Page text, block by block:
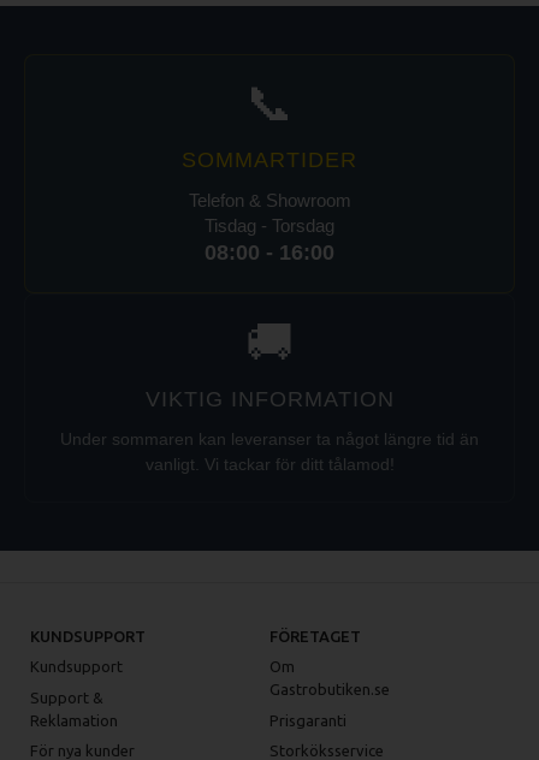
📞
SOMMARTIDER
Telefon & Showroom
Tisdag - Torsdag
08:00 - 16:00
🚚
VIKTIG INFORMATION
Under sommaren kan leveranser ta något längre tid än
vanligt. Vi tackar för ditt tålamod!
KUNDSUPPORT
Kundsupport
Support &
Reklamation
För nya kunder
FÖRETAGET
Om
Gastrobutiken.se
Prisgaranti
Storköksservice